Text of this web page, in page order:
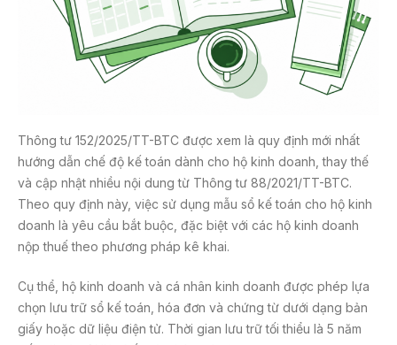
Thông tư 152/2025/TT-BTC được xem là quy định mới nhất
hướng dẫn chế độ kế toán dành cho hộ kinh doanh, thay thế
và cập nhật nhiều nội dung từ Thông tư 88/2021/TT-BTC.
Theo quy định này, việc sử dụng mẫu sổ kế toán cho hộ kinh
doanh là yêu cầu bắt buộc, đặc biệt với các hộ kinh doanh
nộp thuế theo phương pháp kê khai.
Cụ thể, hộ kinh doanh và cá nhân kinh doanh được phép lựa
chọn lưu trữ sổ kế toán, hóa đơn và chứng từ dưới dạng bản
giấy hoặc dữ liệu điện tử. Thời gian lưu trữ tối thiểu là 5 năm